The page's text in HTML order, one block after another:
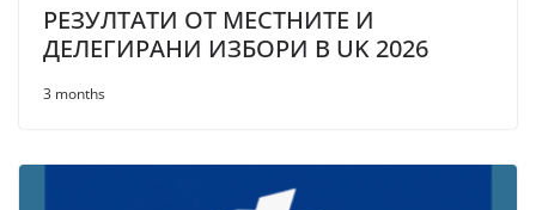
РЕЗУЛТАТИ ОТ МЕСТНИТЕ И
ДЕЛЕГИРАНИ ИЗБОРИ В UK 2026
3 months